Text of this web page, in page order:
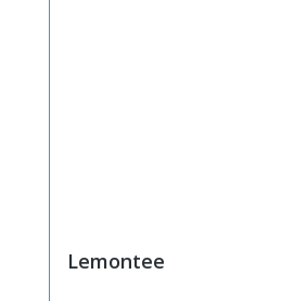
Lemontee